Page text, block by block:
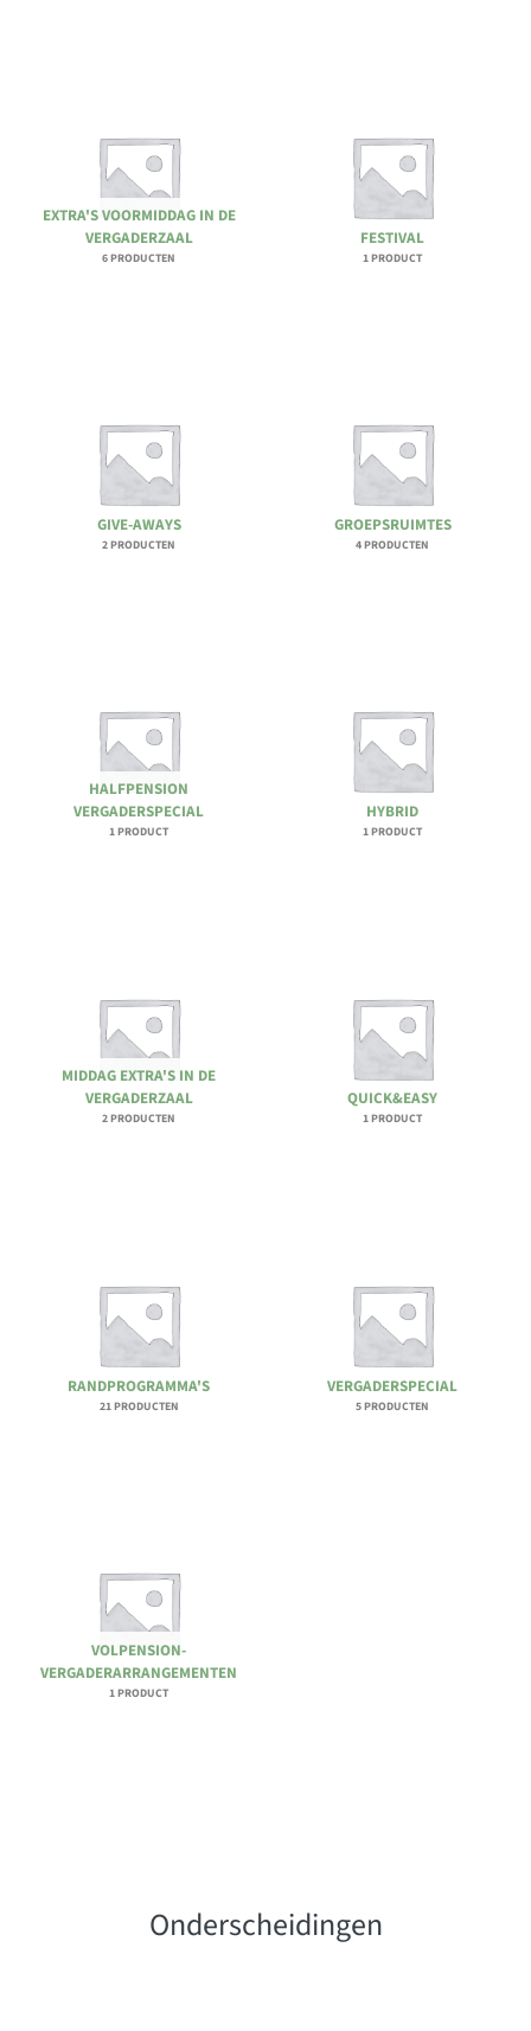
EXTRA'S VOORMIDDAG IN DE
VERGADERZAAL
6 PRODUCTEN
FESTIVAL
1 PRODUCT
GIVE-AWAYS
2 PRODUCTEN
GROEPSRUIMTES
4 PRODUCTEN
HALFPENSION
VERGADERSPECIAL
1 PRODUCT
HYBRID
1 PRODUCT
MIDDAG EXTRA'S IN DE
VERGADERZAAL
2 PRODUCTEN
QUICK&EASY
1 PRODUCT
RANDPROGRAMMA'S
21 PRODUCTEN
VERGADERSPECIAL
5 PRODUCTEN
VOLPENSION-
VERGADERARRANGEMENTEN
1 PRODUCT
Onderscheidingen